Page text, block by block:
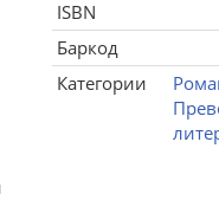
ISBN
Баркод
Категории